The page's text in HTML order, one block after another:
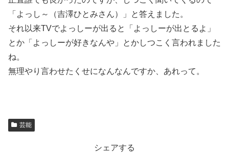
「よっし～（吉澤ひとみさん）」と答えました。
それ以来TVでよっしーが出ると「よっしーが出とるよ」
とか「よっしーが好きなんや」とかしつこく言われました
ね。
無理やり言わせたくせになんなんですか、あれって。
芸能
シェアする